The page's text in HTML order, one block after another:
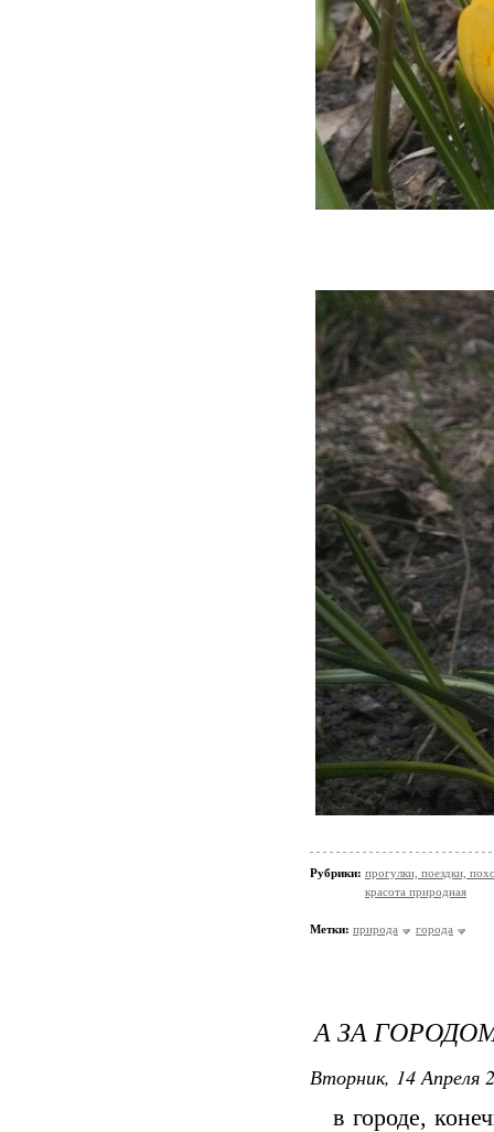
Рубрики: прогулки, поездки,
красота природная
Метки: природа города
А ЗА
Вторник, 14 Апреля
в городе,